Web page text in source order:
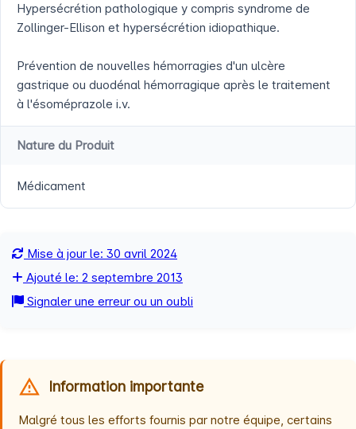
Hypersécrétion pathologique y compris syndrome de
Zollinger-Ellison et hypersécrétion idiopathique.
Prévention de nouvelles hémorragies d'un ulcère
gastrique ou duodénal hémorragique après le traitement
à l'ésoméprazole i.v.
Nature du Produit
Médicament
Mise à jour le: 30 avril 2024
Ajouté le: 2 septembre 2013
Signaler une erreur ou un oubli
Information importante
Malgré tous les efforts fournis par notre équipe, certains